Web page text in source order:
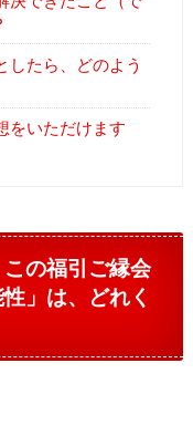
したら、どのよう
をいただけます
の福引ご縁会
」は、どれく